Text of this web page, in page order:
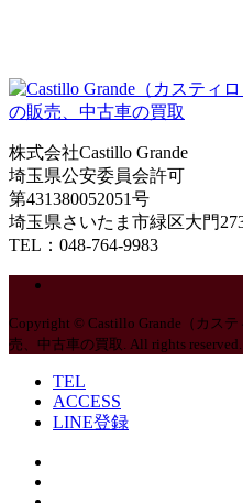
株式会社Castillo Grande
埼玉県公安委員会許可
第431380052051号
埼玉県さいたま市緑区大門
TEL：048-764-9983
Copyright © Castillo Grande（カス
売、中古車の買取. All rights reserved.
TEL
ACCESS
LINE登録